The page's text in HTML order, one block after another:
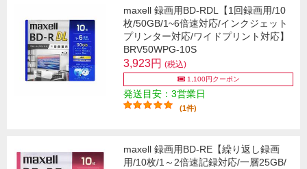
maxell 録画用BD-RDL【1回録画用/10
枚/50GB/1~6倍速対応/インクジェット
プリンター対応/ワイドプリント対応】
BRV50WPG-10S
3,923円 (税込)
1,100円クーポン
発送目安：3営業日
(1件)
maxell 録画用BD-RE【繰り返し録画
用/10枚/1～2倍速記録対応/一層25GB/